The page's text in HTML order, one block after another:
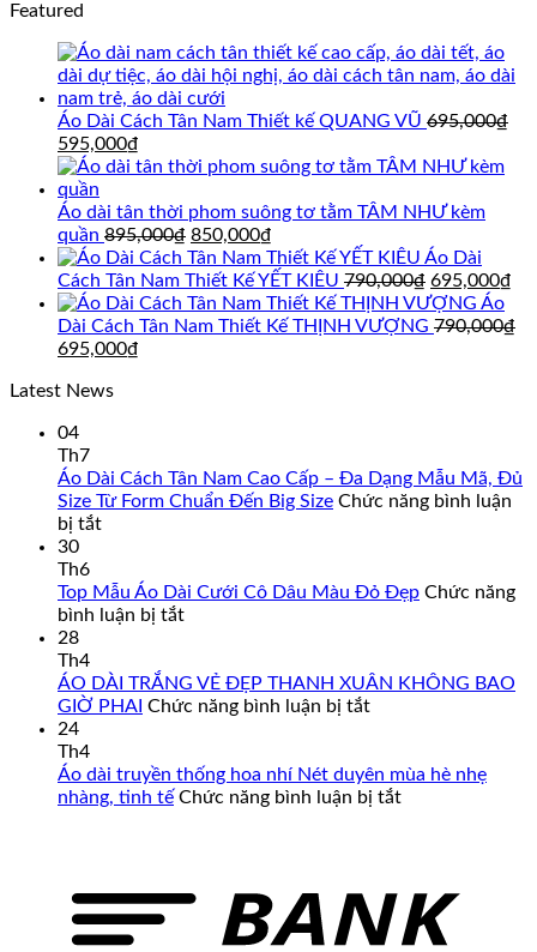
Featured
Áo Dài Cách Tân Nam Thiết kế QUANG VŨ 695,000₫
Giá
gốc
là:
695,000₫.
595,000₫
hiện
là:
595,000₫.
Áo dài tân thời phom suông tơ tằm TÂM NHƯ kèm
quần 895,000₫ Giá
gốc
là:
895,000₫.
850,000₫
hiện
tại
là:
850,000₫.
Áo Dài
Cách Tân Nam Thiết Kế YẾT KIÊU 790,000₫ Giá
gốc
là:
695,000₫
tại
Áo
Dài Cách Tân Nam Thiết Kế THỊNH VƯỢNG 790,000₫
Giá
là:
695,000₫
Latest News
04
Th7
Áo Dài Cách Tân Nam Cao Cấp – Đa Dạng Mẫu Mã, Đủ
Size Từ Form Chuẩn Đến Big Size Chức năng bình luận
bị tắtở
Cách
Tân
Cấp
–
Mẫu
Mã,
Chuẩn
Đến
30
Th6
Top Mẫu Áo Dài Cưới Cô Dâu Màu Đỏ Đẹp Chức năng
bình luận bị tắtở
Áo
Dài
Dâu
Màu
28
Th4
ÁO DÀI TRẮNG VẺ ĐẸP THANH XUÂN KHÔNG BAO
GIỜ PHAI Chức năng bình luận bị tắtở
TRẮNG
VẺ
BAO
GIỜ
24
Th4
Áo dài truyền thống hoa nhí Nét duyên mùa hè nhẹ
nhàng, tinh tế Chức năng bình luận bị tắtở
hoa
nhí